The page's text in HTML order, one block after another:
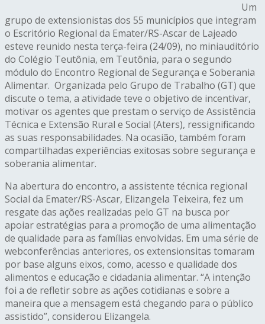
Um
grupo de extensionistas dos 55 municípios que integram
o Escritório Regional da Emater/RS-Ascar de Lajeado
esteve reunido nesta terça-feira (24/09), no miniauditório
do Colégio Teutônia, em Teutônia, para o segundo
módulo do Encontro Regional de Segurança e Soberania
Alimentar. Organizada pelo Grupo de Trabalho (GT) que
discute o tema, a atividade teve o objetivo de incentivar,
motivar os agentes que prestam o serviço de Assistência
Técnica e Extensão Rural e Social (Aters), ressignificando
as suas responsabilidades. Na ocasião, também foram
compartilhadas experiências exitosas sobre segurança e
soberania alimentar.
Na abertura do encontro, a assistente técnica regional
Social da Emater/RS-Ascar, Elizangela Teixeira, fez um
resgate das ações realizadas pelo GT na busca por
apoiar estratégias para a promoção de uma alimentação
de qualidade para as famílias envolvidas. Em uma série de
webconferências anteriores, os extensionsitas tomaram
por base alguns eixos, como, acesso e qualidade dos
alimentos e educação e cidadania alimentar. “A intenção
foi a de refletir sobre as ações cotidianas e sobre a
maneira que a mensagem está chegando para o público
assistido”, considerou Elizangela.